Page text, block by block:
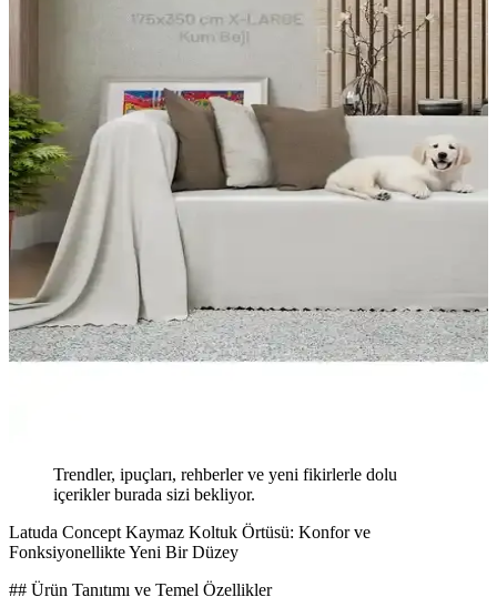
Trendler, ipuçları, rehberler ve yeni fikirlerle dolu
içerikler burada sizi bekliyor.
Latuda Concept Kaymaz Koltuk Örtüsü: Konfor ve
Fonksiyonellikte Yeni Bir Düzey
## Ürün Tanıtımı ve Temel Özellikler